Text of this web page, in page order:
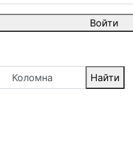
Войти
Коломна Найти